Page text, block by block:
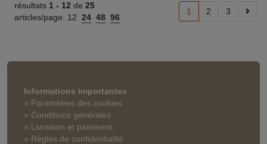
résultats 1 - 12 de 25
articles/page: 12 24 48 96
1 2 3
Informations importantes
» Paramètres des cookies
» Conditions générales
» Livraison et paiement
» Règles de confidentialité